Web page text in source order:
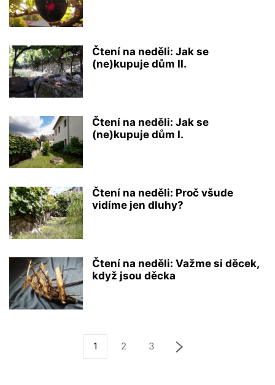
Čtení na neděli: Jak se
(ne)kupuje dům II.
Čtení na neděli: Jak se
(ne)kupuje dům I.
Čtení na neděli: Proč všude
vidíme jen dluhy?
Čtení na neděli: Važme si děcek,
když jsou děcka
1 2 3